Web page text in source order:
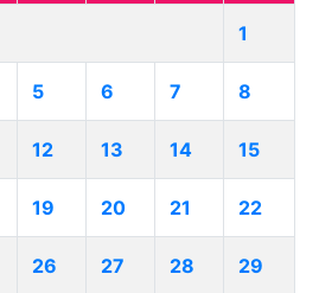
1
5 6 7 8
12 13 14 15
19 20 21 22
26 27 28 29